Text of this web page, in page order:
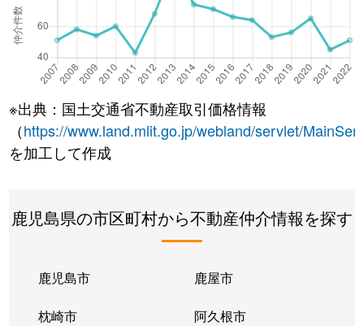
※出典：国土交通省不動産取引価格情報
（https://www.land.mlit.go.jp/webland/servlet/
を加工して作成
鹿児島県の市区町村から不動産仲介情報を探す
鹿児島市 鹿屋市
枕崎市 阿久根市